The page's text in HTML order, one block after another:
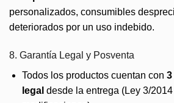
personalizados, consumibles
deteriorados por un uso indebido.
8. Garantía Legal y Posventa
Todos los productos cuentan con
legal desde la entrega (Ley 3/